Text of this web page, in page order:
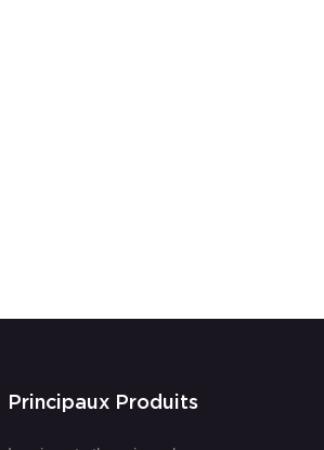
de 80 mm
Principaux Produits